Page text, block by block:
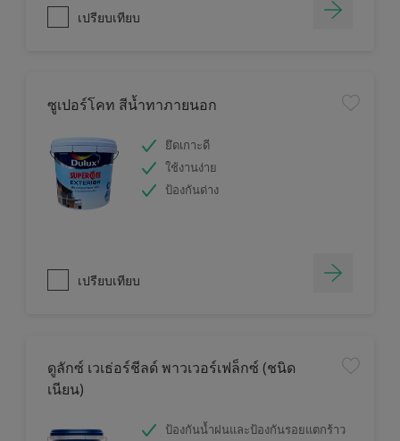
เปรียบเทียบ
ซูเปอร์โคท สีน้ำทาภายนอก
ยึดเกาะดี
ใช้งานง่าย
ป้องกันด่าง
เปรียบเทียบ
ดูลักซ์ เวเธ่อร์ชีลด์ พาวเวอร์เฟล็กซ์ (ชนิด
เนียน)
ป้องกันน้ำฝนและป้องกันรอยแตกร้าว